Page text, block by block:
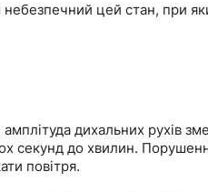
цей стан, при
дихальних рухів
секунд до хвилин.
повітря.